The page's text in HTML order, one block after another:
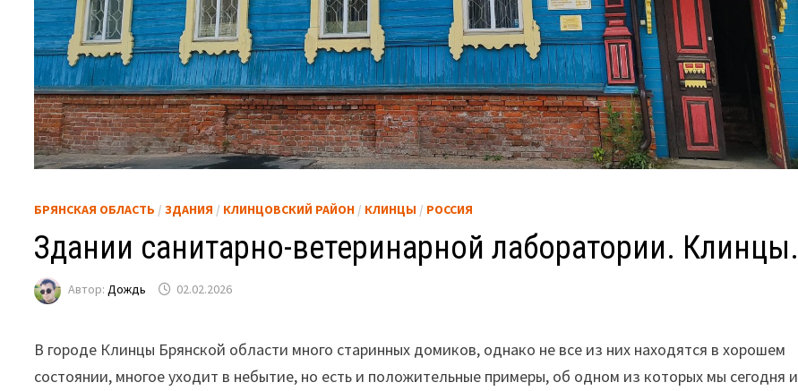
БРЯНСКАЯ ОБЛАСТЬ /ЗДАНИЯ / КЛИНЦОВСКИЙ РАЙОН / КЛИНЦЫ / РОССИЯ
Здании санитарно-ветеринарной лаборатории. Клинцы.
Автор:Дождь 02.02.2026
В городе Клинцы Брянской области много старинных домиков, однако не все из них находятся в хорошем
состоянии, многое уходит в небытие, но есть и положительные примеры, об одном из которых мы сегодня и